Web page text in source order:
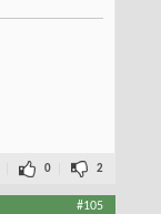
0 2
#105